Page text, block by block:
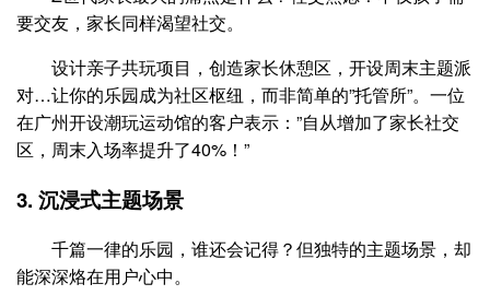
要交友，家长同样渴望社交。
设计亲子共玩项目，创造家长休憩区，开设周末主题派
对…让你的乐园成为社区枢纽，而非简单的”托管所”。一位
在广州开设潮玩运动馆的客户表示：”自从增加了家长社交
区，周末入场率提升了40%！”
3. 沉浸式主题场景
千篇一律的乐园，谁还会记得？但独特的主题场景，却
能深深烙在用户心中。